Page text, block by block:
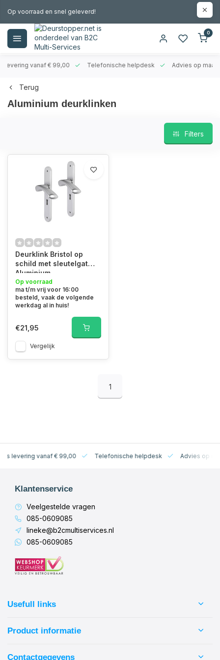
Op voorraad en snel geleverd!
0
vanaf € 99,00 Telefonische helpdesk Advies op maat
Terug
Aluminium deurklinken
Filters
Deurklink Bristol op
schild met sleutelgat
Aluminium
Op voorraad
ma t/m vrij voor 16:00
besteld, vaak de volgende
werkdag al in huis!
€21,95
Vergelijk
1
vanaf € 99,00 Telefonische helpdesk Advies op maat
Klantenservice
Veelgestelde vragen
085-0609085
lineke@b2cmultiservices.nl
085-0609085
Usefull links
Product informatie
Contactgegevens